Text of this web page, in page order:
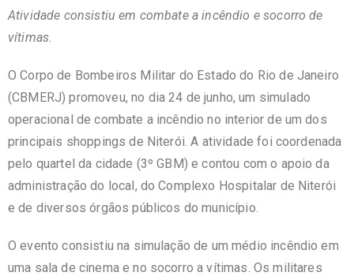
Atividade consistiu em combate a incêndio e socorro de
vítimas.
O Corpo de Bombeiros Militar do Estado do Rio de Janeiro
(CBMERJ) promoveu, no dia 24 de junho, um simulado
operacional de combate a incêndio no interior de um dos
principais shoppings de Niterói. A atividade foi coordenada
pelo quartel da cidade (3º GBM) e contou com o apoio da
administração do local, do Complexo Hospitalar de Niterói
e de diversos órgãos públicos do município.
O evento consistiu na simulação de um médio incêndio em
uma sala de cinema e no socorro a vítimas. Os militares